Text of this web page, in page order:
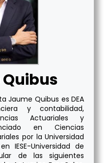
Jaume Quibus es DEA
y contabilidad,
Actuariales y
en Ciencias
por la Universidad
IESE-Universidad de
de las siguientes